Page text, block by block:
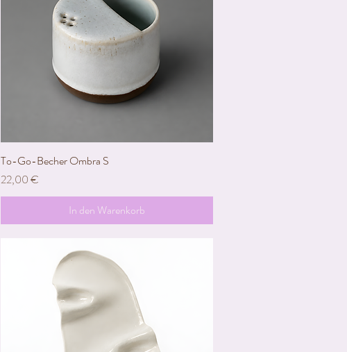
Schnellansicht
To-Go-Becher Ombra S
Preis
22,00 €
In den Warenkorb